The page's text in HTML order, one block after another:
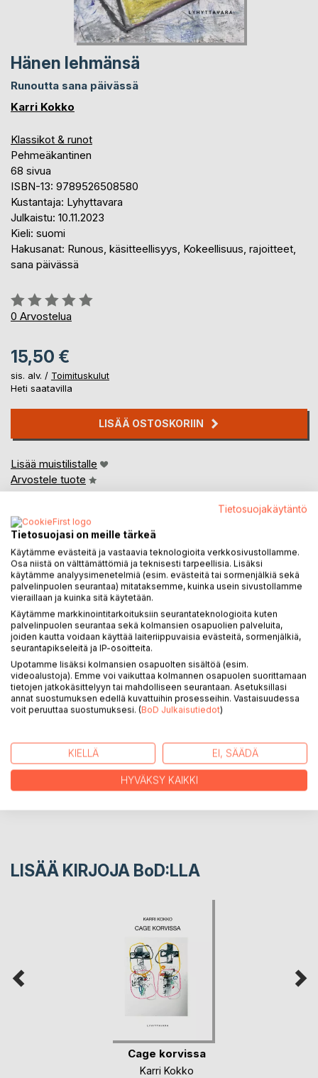
Hänen lehmänsä
Runoutta sana päivässä
Karri Kokko
Klassikot & runot
Pehmeäkantinen
68 sivua
ISBN-13: 9789526508580
Kustantaja: Lyhyttavara
Julkaistu: 10.11.2023
Kieli: suomi
Hakusanat: Runous, käsitteellisyys, Kokeellisuus, rajoitteet,
sana päivässä
Arvostelu::
0%
0 Arvostelua
15,50 €
sis. alv. / Toimituskulut
Heti saatavilla
LISÄÄ OSTOSKORIIN
Lisää muistilistalle
Arvostele tuote
KUVAUS
Teoksen runot on kirjoitettu tarkoituksellisen hitaasti, eli
rajoitteella tai metodilla, joka tunnetaan nimellä "sana
päivässä".
KIRJAILIJA
LUKIJA-ARVOSTELUT
LISÄÄ KIRJOJA BoD:LLA
Cage korvissa
Karri Kokko
Tietosuojakäytäntö
Tietosuojasi on meille tärkeä
Käytämme evästeitä ja vastaavia teknologioita verkkosivustollamme.
Osa niistä on välttämättömiä ja teknisesti tarpeellisia. Lisäksi
käytämme analyysimenetelmiä (esim. evästeitä tai sormenjälkiä sekä
palvelinpuolen seurantaa) mitataksemme, kuinka usein sivustollamme
vieraillaan ja kuinka sitä käytetään.
Käytämme markkinointitarkoituksiin seurantateknologioita kuten
palvelinpuolen seurantaa sekä kolmansien osapuolien palveluita,
joiden kautta voidaan käyttää laiteriippuvaisia evästeitä, sormenjälkiä,
seurantapikseleitä ja IP-osoitteita.
Upotamme lisäksi kolmansien osapuolten sisältöä (esim.
videoalustoja). Emme voi vaikuttaa kolmannen osapuolen suorittamaan
tietojen jatkokäsittelyyn tai mahdolliseen seurantaan. Asetuksillasi
annat suostumuksen edellä kuvattuihin prosesseihin. Vastaisuudessa
voit peruuttaa suostumuksesi. (BoD Julkaisutiedot)
KIELLÄ EI, SÄÄDÄ
HYVÄKSY KAIKKI